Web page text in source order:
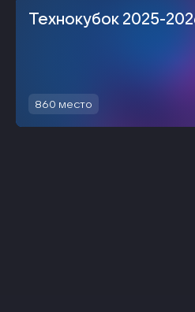
Технокубок 2025-
860 место